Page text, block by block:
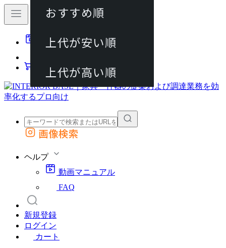
動画マニュアル
カート
外部サイトの商品をカートに追加
画像検索
ヘルプ
動画マニュアル
FAQ
新規登録
ログイン
カート
おすすめ順
上代が安い順
上代が高い順